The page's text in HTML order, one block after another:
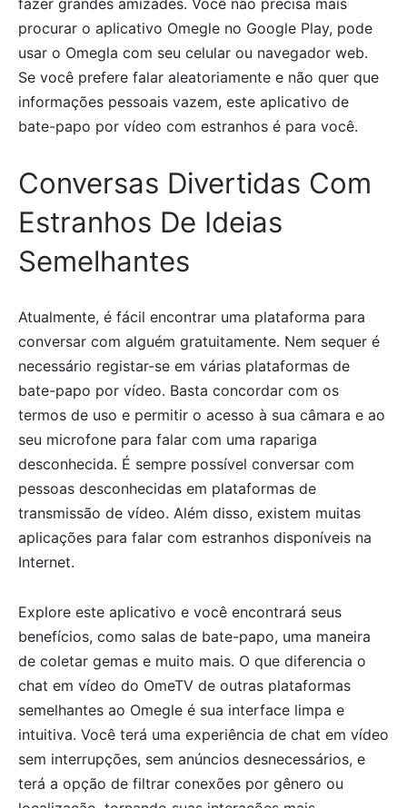
procurar o aplicativo Omegle no Google Play, pode
usar o Omegla com seu celular ou navegador web.
Se você prefere falar aleatoriamente e não quer que
informações pessoais vazem, este aplicativo de
bate-papo por vídeo com estranhos é para você.
Conversas Divertidas Com
Estranhos De Ideias
Semelhantes
Atualmente, é fácil encontrar uma plataforma para
conversar com alguém gratuitamente. Nem sequer é
necessário registar-se em várias plataformas de
bate-papo por vídeo. Basta concordar com os
termos de uso e permitir o acesso à sua câmara e ao
seu microfone para falar com uma rapariga
desconhecida. É sempre possível conversar com
pessoas desconhecidas em plataformas de
transmissão de vídeo. Além disso, existem muitas
aplicações para falar com estranhos disponíveis na
Internet.
Explore este aplicativo e você encontrará seus
benefícios, como salas de bate-papo, uma maneira
de coletar gemas e muito mais. O que diferencia o
chat em vídeo do OmeTV de outras plataformas
semelhantes ao Omegle é sua interface limpa e
intuitiva. Você terá uma experiência de chat em vídeo
sem interrupções, sem anúncios desnecessários, e
terá a opção de filtrar conexões por gênero ou